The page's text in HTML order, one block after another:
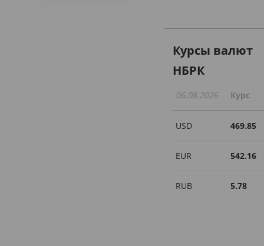
Курсы валют
НБРК
06.08.2026 Курс
USD 469.85
EUR 542.16
RUB 5.78